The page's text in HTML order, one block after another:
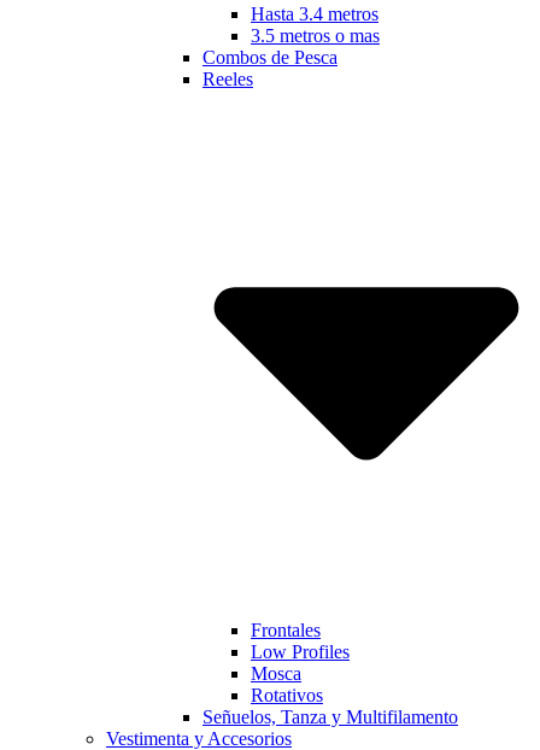
Hasta 3.4 metros
3.5 metros o mas
Combos de Pesca
Reeles
Frontales
Low Profiles
Mosca
Rotativos
Señuelos, Tanza y Multifilamento
Vestimenta y Accesorios